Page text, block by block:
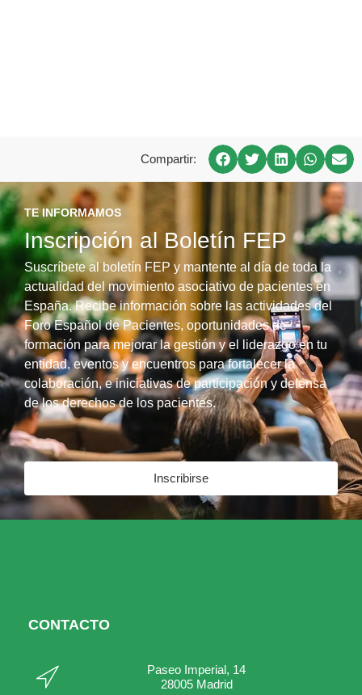
Compartir:
TE INFORMAMOS
Inscripción al Boletín FEP
Suscríbete al boletín FEP y mantente al día de toda la
actualidad del movimiento asociativo de pacientes en
España. Recibe información sobre las actividades del
Foro Español de Pacientes, oportunidades de
formación para mejorar la gestión y el liderazgo en tu
entidad, eventos y encuentros para fortalecer la
colaboración, e iniciativas de participación y defensa
de los derechos de los pacientes.
Inscribirse
CONTACTO
Paseo Imperial, 14
28005 Madrid